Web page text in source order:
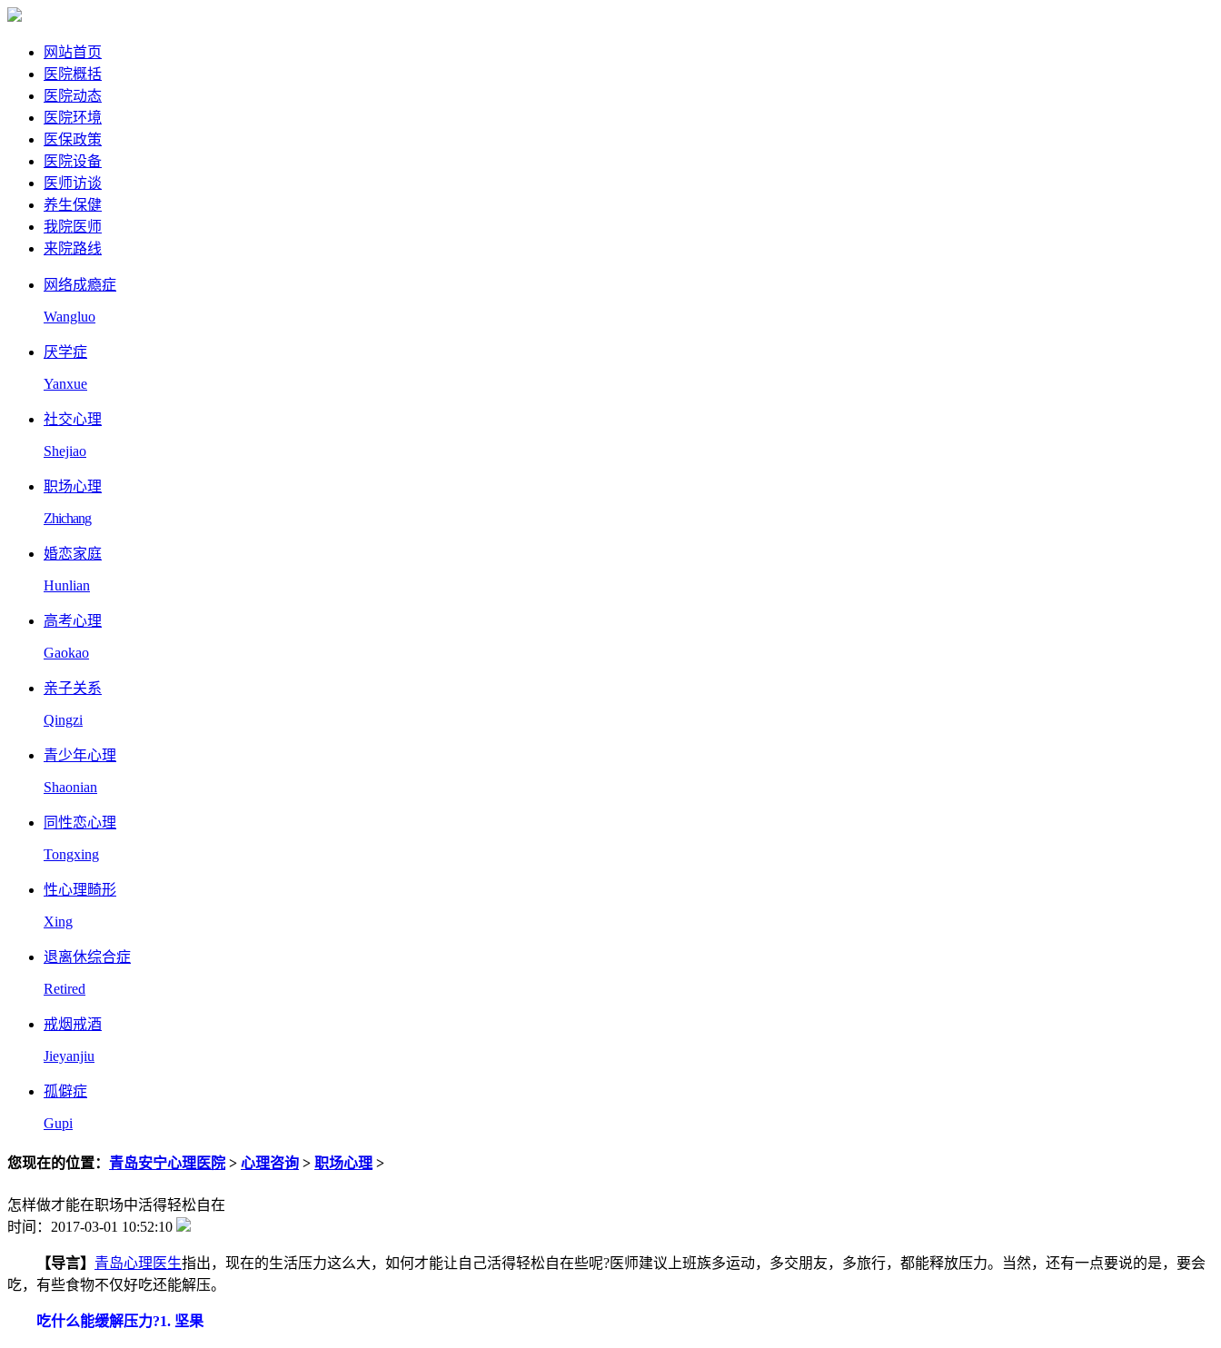
网站首页
医院概括
医院动态
医院环境
医保政策
医院设备
医师访谈
养生保健
我院医师
来院路线
网络成瘾症
Wangluo
厌学症
Yanxue
社交心理
Shejiao
职场心理
Zhichang
婚恋家庭
Hunlian
高考心理
Gaokao
亲子关系
Qingzi
青少年心理
Shaonian
同性恋心理
Tongxing
性心理畸形
Xing
退离休综合症
Retired
戒烟戒酒
Jieyanjiu
孤僻症
Gupi
您现在的位置： 青岛安宁心理医院 > 心理咨询 > 职场心理 >
怎样做才能在职场中活得轻松自在
时间：2017-03-01 10:52:10
【导言】 青岛心理医生指出，现在的生活压力这么大，如何才能让自己活得轻松自在些呢?医师建议上班族多运动，多交朋友，多旅行，都能释放压力。当然，还有一点要说的是，要会
吃，有些食物不仅好吃还能解压。
吃什么能缓解压力?1. 坚果